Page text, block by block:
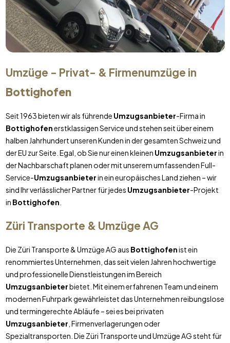
Umzüge - Privat- & Firmenumzüge in
Bottighofen
Seit 1963 bieten wir als führende Umzugsanbieter-Firma in
Bottighofenerstklassigen Service und stehen seit über einem
halben Jahrhundert unseren Kunden in der gesamten Schweiz und
der EU zur Seite. Egal, ob Sie nur einen kleinen Umzugsanbieterin
der Nachbarschaft planen oder mit unserem umfassenden Full-
Service-Umzugsanbieterin ein europäisches Land ziehen – wir
sind Ihr verlässlicher Partner für jedes Umzugsanbieter-Projekt
in Bottighofen
Züri Transporte & Umzüge AG
Die Züri Transporte & Umzüge AG aus Bottighofenist ein
renommiertes Unternehmen, das seit vielen Jahren hochwertige
und professionelle Dienstleistungen im Bereich
Umzugsanbieterbietet. Mit einem erfahrenen Team und einem
modernen Fuhrpark gewährleistet das Unternehmen reibungslose
und termingerechte Abläufe – sei es bei privaten
Umzugsanbieter , Firmenverlagerungen oder
Spezialtransporten. Die Züri Transporte und Umzüge AG steht für